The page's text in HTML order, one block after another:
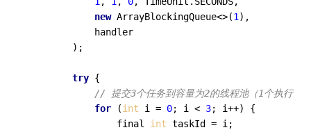
new ArrayBlockingQueue<>(1 ),
            handler
        );
try {
// 提交3个任务到容量为2的线程池（1个执行 +
for (int i = 0; i < 3; i++) {
                final
int taskId = i;